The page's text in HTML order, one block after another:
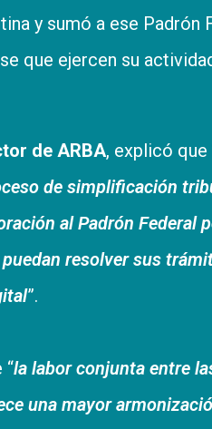
y sumó a ese Padrón
que ejercen su
de ARBA, explicó que
de simplificación
al Padrón Federal
resolver sus
”.
“la labor conjunta entre
una mayor